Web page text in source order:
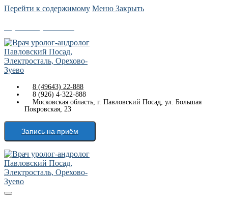
Перейти к содержимому Меню Закрыть
8 (49643) 22-888
8 (926) 4-322-888
Московская область, г. Павловский Посад, ул. Большая
Покровская, 23
Запись на приём